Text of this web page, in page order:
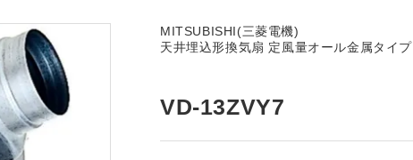
MITSUBISHI(三菱電機)
天井埋込形換気扇 定風量オール金属タイプ
VD-13ZVY7